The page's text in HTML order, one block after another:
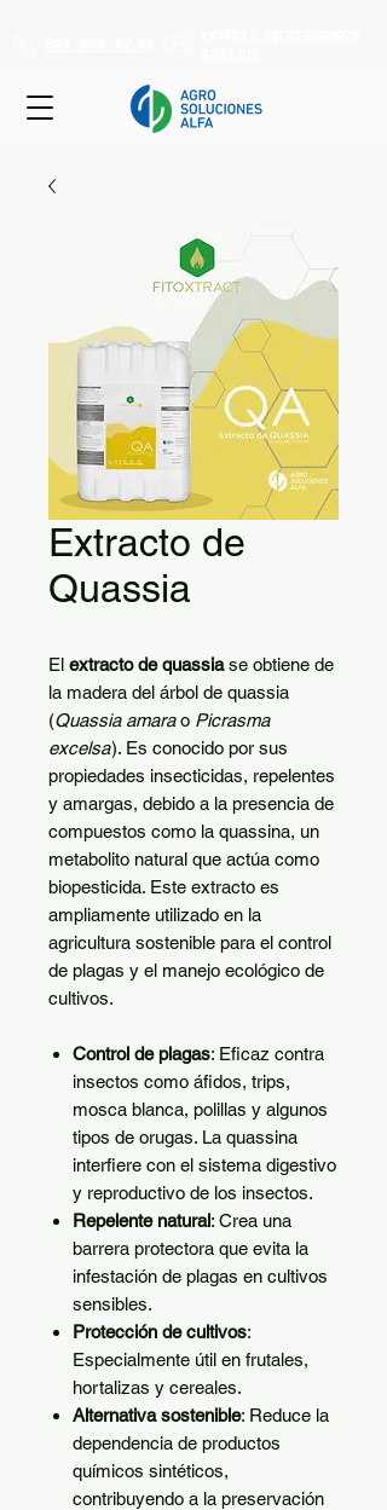
Extracto de
Quassia
El extracto de quassiase obtiene de
la madera del árbol de quassia
(Quassia amarao Picrasma
excelsa). Es conocido por sus
propiedades insecticidas, repelentes
y amargas, debido a la presencia de
compuestos como la quassina, un
metabolito natural que actúa como
biopesticida. Este extracto es
ampliamente utilizado en la
agricultura sostenible para el control
de plagas y el manejo ecológico de
cultivos.
Control de plagas: Eficaz contra
insectos como áfidos, trips,
mosca blanca, polillas y algunos
tipos de orugas. La quassina
interfiere con el sistema digestivo
y reproductivo de los insectos.
Repelente natural: Crea una
barrera protectora que evita la
infestación de plagas en cultivos
sensibles.
Protección de cultivos:
Especialmente útil en frutales,
hortalizas y cereales.
Alternativa sostenible: Reduce la
dependencia de productos
químicos sintéticos,
contribuyendo a la preservación